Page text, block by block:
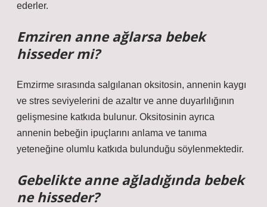
ederler.
Emziren anne ağlarsa bebek
hisseder mi?
Emzirme sırasında salgılanan oksitosin, annenin kaygı
ve stres seviyelerini de azaltır ve anne duyarlılığının
gelişmesine katkıda bulunur. Oksitosinin ayrıca
annenin bebeğin ipuçlarını anlama ve tanıma
yeteneğine olumlu katkıda bulunduğu söylenmektedir.
Gebelikte anne ağladığında bebek
ne hisseder?